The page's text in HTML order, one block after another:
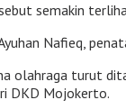
semakin
Nafieq,
olahraga turut
DKD Mojokerto.